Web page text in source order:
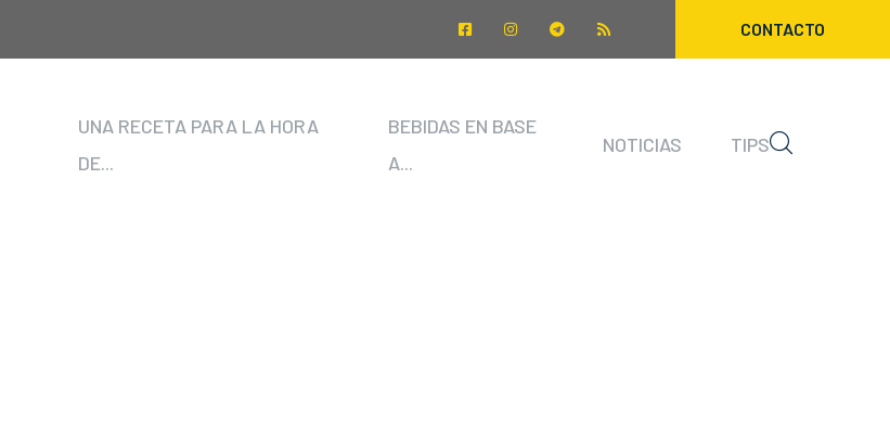
CONTACTO
UNA RECETA PARA LA HORA
DE...
BEBIDAS EN BASE
A...
NOTICIAS TIPS